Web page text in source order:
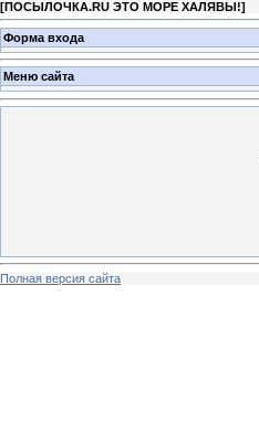
[ПОСЫЛОЧКА.RU ЭТО МОРЕ ХАЛЯВЫ!]
Форма входа
Меню сайта
Полная версия сайта